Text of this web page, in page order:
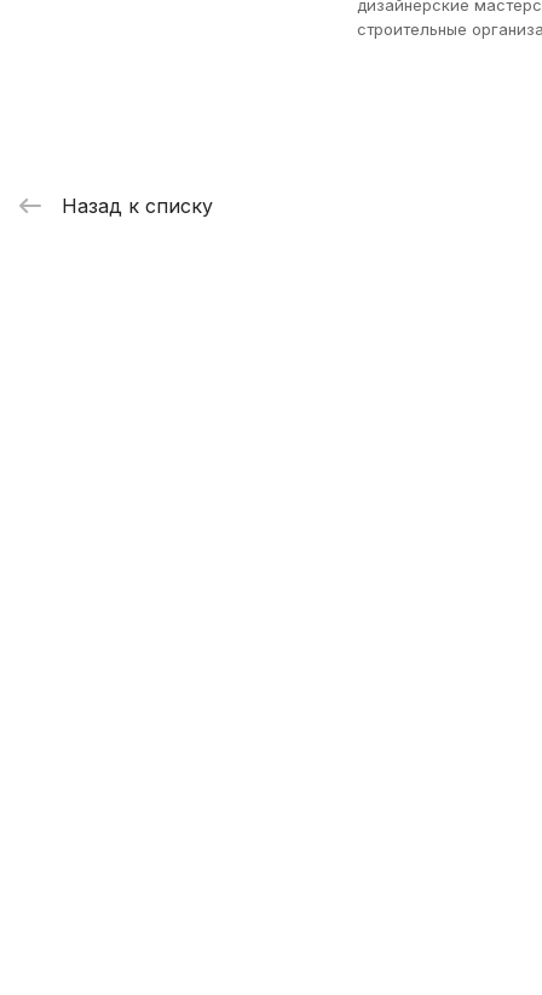
дизайнерские
строительные
Назад к списку